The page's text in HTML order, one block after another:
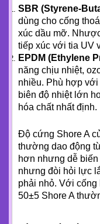
SBR (Styrene-
dùng cho cống
xúc dầu mỡ.
tiếp xúc với tia UV
EPDM (Ethylene
năng chịu nhiệt,
nhiều. Phù hợp
biên độ nhiệt lớn
hóa chất nhất định.
Độ cứng Shore A
thường dao động
hơn nhưng dễ
nhưng đòi hỏi lực
phải nhỏ. Với cống
50±5 Shore A